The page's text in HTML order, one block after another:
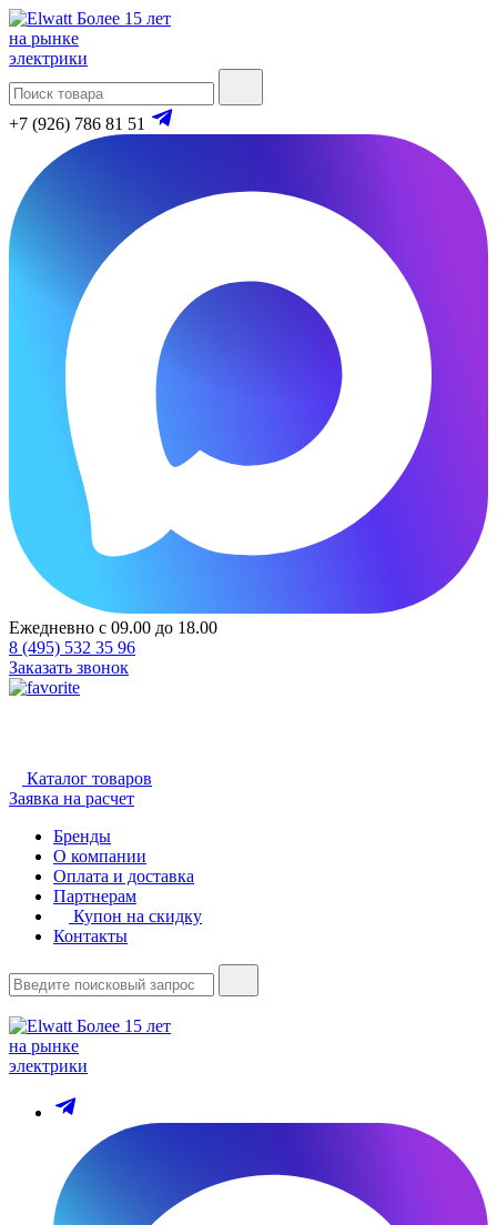
Более 15 лет
на рынке
электрики
+7 (926) 786 81 51
Ежедневно с 09.00 до 18.00
8 (495) 532 35 96
Заказать звонок
Каталог товаров
Заявка на расчет
Бренды
О компании
Оплата и доставка
Партнерам
Купон на скидку
Контакты
Более 15 лет
на рынке
электрики